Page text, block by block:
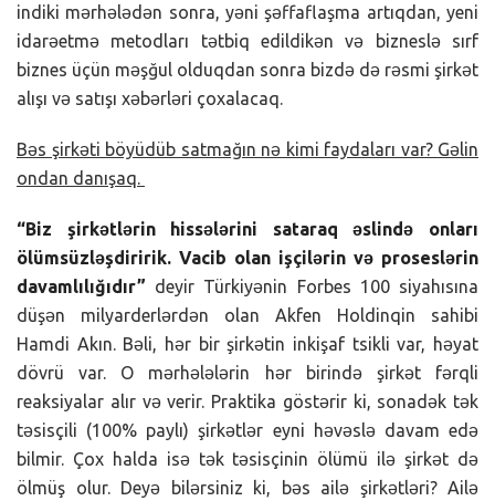
indiki mərhələdən sonra, yəni şəffaflaşma artıqdan, yeni
idarəetmə metodları tətbiq edildikən və bizneslə sırf
biznes üçün məşğul olduqdan sonra bizdə də rəsmi şirkət
alışı və satışı xəbərləri çoxalacaq.
Bəs şirkəti böyüdüb satmağın nə kimi faydaları var? Gəlin
ondan danışaq.
“Biz şirkətlərin hissələrini sataraq əslində onları
ölümsüzləşdiririk. Vacib olan işçilərin və proseslərin
davamlılığıdır” deyir Türkiyənin Forbes 100 siyahısına
düşən milyarderlərdən olan Akfen Holdinqin sahibi
Hamdi Akın. Bəli, hər bir şirkətin inkişaf tsikli var, həyat
dövrü var. O mərhələlərin hər birində şirkət fərqli
reaksiyalar alır və verir. Praktika göstərir ki, sonadək tək
təsisçili (100% paylı) şirkətlər eyni həvəslə davam edə
bilmir. Çox halda isə tək təsisçinin ölümü ilə şirkət də
ölmüş olur. Deyə bilərsiniz ki, bəs ailə şirkətləri? Ailə